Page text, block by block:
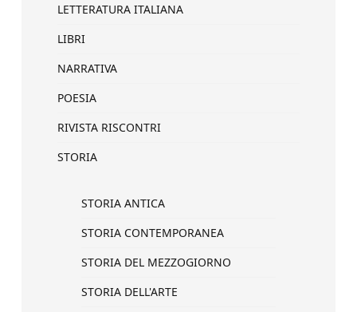
LETTERATURA ITALIANA
LIBRI
NARRATIVA
POESIA
RIVISTA RISCONTRI
STORIA
STORIA ANTICA
STORIA CONTEMPORANEA
STORIA DEL MEZZOGIORNO
STORIA DELL'ARTE